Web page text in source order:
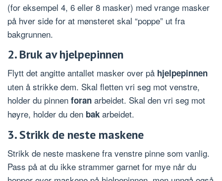
(for eksempel 4, 6 eller 8 masker) med vrange masker
på hver side for at mønsteret skal “poppe” ut fra
bakgrunnen.
2. Bruk av hjelpepinnen
Flytt det angitte antallet masker over på hjelpepinnen
uten å strikke dem. Skal fletten vri seg mot venstre,
holder du pinnen foran arbeidet. Skal den vri seg mot
høyre, holder du den bak arbeidet.
3. Strikk de neste maskene
Strikk de neste maskene fra venstre pinne som vanlig.
Pass på at du ikke strammer garnet for mye når du